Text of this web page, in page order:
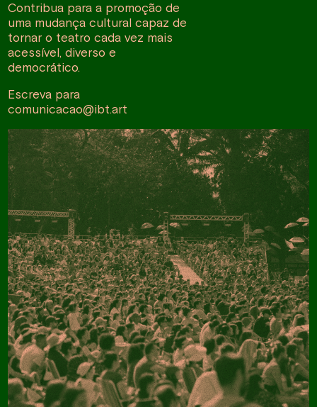
Contribua para a promoção de
uma mudança cultural capaz de
tornar o teatro cada vez mais
acessível, diverso e
democrático.
Escreva para
comunicacao@ibt.art